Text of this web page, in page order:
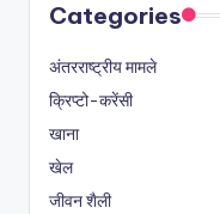
Categories
अंतरराष्ट्रीय मामले
क्रिप्टो-करेंसी
खाना
खेल
जीवन शैली